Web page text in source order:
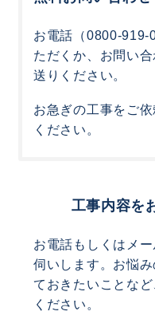
お電話（0800-919-
ただくか、お問い
送りください。
お急ぎの工事をご
ください。
工事内容を
お電話もしくはメ
伺いします。お悩
ておきたいことな
ください。